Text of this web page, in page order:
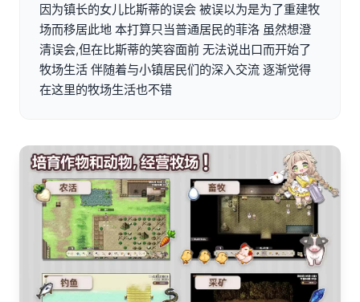
因为镇长的女儿比斯蒂的误会 被误以为是为了重建牧
场而移居此地 本打算只当普通居民的菲洛 虽然想澄
清误会,但在比斯蒂的笑容面前 无法说出口而开始了
牧场生活 伴随着与小镇居民们的深入交流 逐渐觉得
在这里的牧场生活也不错